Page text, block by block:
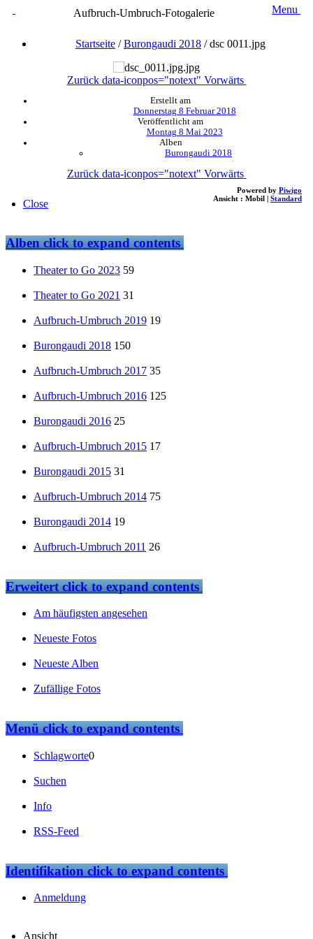
Aufbruch-Umbruch-Fotogalerie Menu
Startseite /Burongaudi 2018 /dsc 0011.jpg
Zurück data-iconpos="notext" Vorwärts
Erstellt am
Donnerstag 8 Februar 2018
Veröffentlicht am
Montag 8 Mai 2023
Alben
Burongaudi 2018
Zurück data-iconpos="notext" Vorwärts
Powered by Piwigo
Ansicht : Mobil | Standard
Close
Albenclick to expand contents
Theater to Go 2023 59
Theater to Go 2021 31
Aufbruch-Umbruch 2019 19
Burongaudi 2018 150
Aufbruch-Umbruch 2017 35
Aufbruch-Umbruch 2016 125
Burongaudi 2016 25
Aufbruch-Umbruch 2015 17
Burongaudi 2015 31
Aufbruch-Umbruch 2014 75
Burongaudi 2014 19
Aufbruch-Umbruch 2011 26
Erweitertclick to expand contents
Am häufigsten angesehen
Neueste Fotos
Neueste Alben
Zufällige Fotos
Menüclick to expand contents
Schlagworte0
Suchen
Info
RSS-Feed
Identifikationclick to expand contents
Anmeldung
Ansicht